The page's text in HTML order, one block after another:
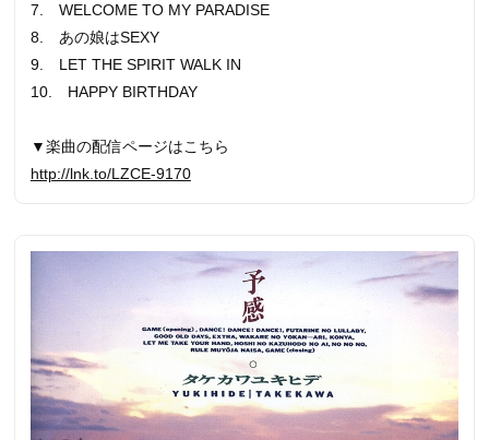
7. WELCOME TO MY PARADISE
8. あの娘はSEXY
9. LET THE SPIRIT WALK IN
10. HAPPY BIRTHDAY
▼楽曲の配信ページはこちら
http://lnk.to/LZCE-9170